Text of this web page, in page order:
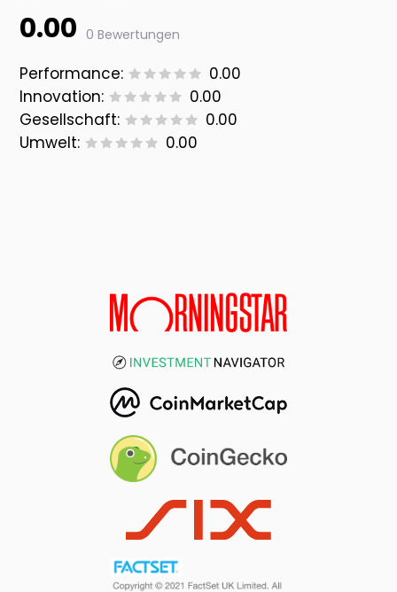
0.00 0 Bewertungen
Performance:
0.00
Innovation:
0.00
Gesellschaft:
0.00
Umwelt:
0.00